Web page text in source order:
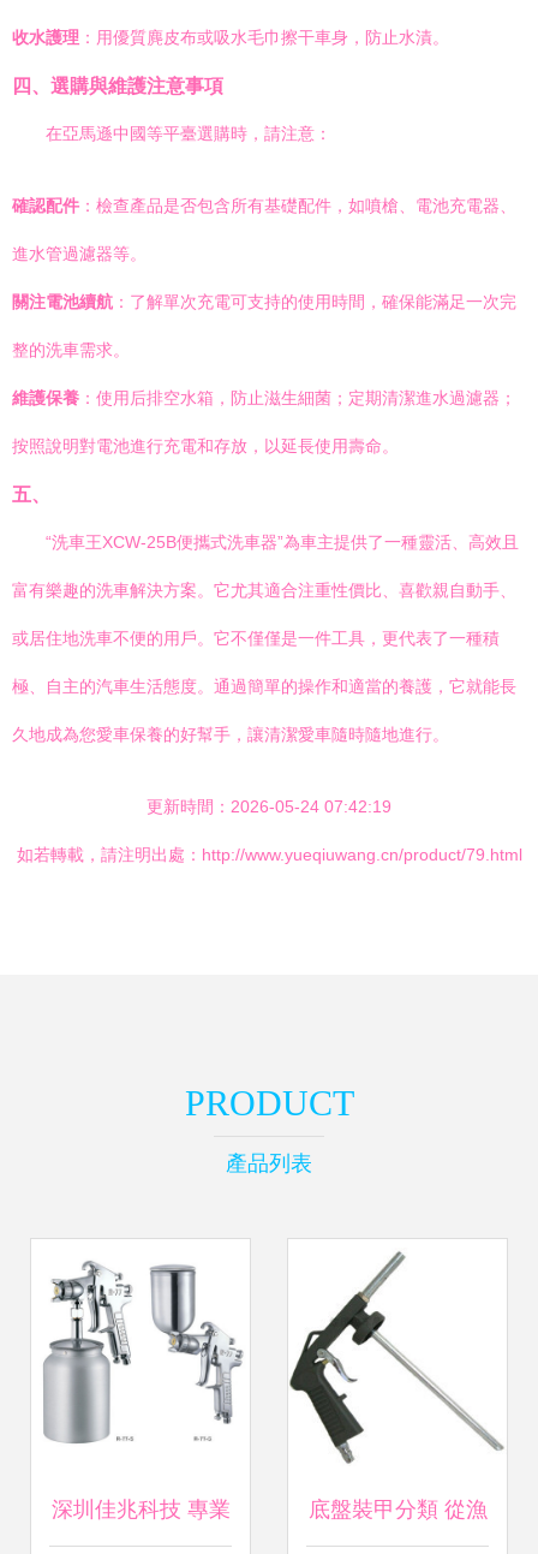
收水護理 ：用優質麂皮布或吸水毛巾擦干車身，防止水漬。
四、選購與維護注意事項
在亞馬遜中國等平臺選購時，請注意：
確認配件 ：檢查產品是否包含所有基礎配件，如噴槍、電池充電器、
進水管過濾器等。
關注電池續航 ：了解單次充電可支持的使用時間，確保能滿足一次完
整的洗車需求。
維護保養 ：使用后排空水箱，防止滋生細菌；定期清潔進水過濾器；
按照說明對電池進行充電和存放，以延長使用壽命。
五、
“洗車王XCW-25B便攜式洗車器”為車主提供了一種靈活、高效且
富有樂趣的洗車解決方案。它尤其適合注重性價比、喜歡親自動手、
或居住地洗車不便的用戶。它不僅僅是一件工具，更代表了一種積
極、自主的汽車生活態度。通過簡單的操作和適當的養護，它就能長
久地成為您愛車保養的好幫手，讓清潔愛車隨時隨地進行。
更新時間：2026-05-24 07:42:19
如若轉載，請注明出處：http://www.yueqiuwang.cn/product/79.html
PRODUCT
產品列表
深圳佳兆科技 專業 底盤裝甲分類 從漁